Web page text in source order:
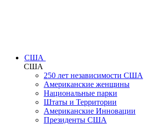
США
США
250 лет независимости США
Американские женщины
Национальные парки
Штаты и Территории
Американские Инновации
Президенты США